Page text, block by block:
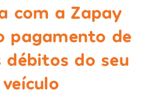
com a Zapay
pagamento de
débitos do seu
veículo